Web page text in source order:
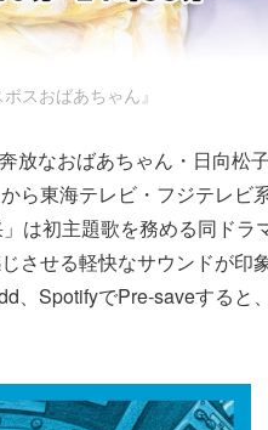
スおばあちゃん』
放なおばあちゃん・日向松
ら東海テレビ・フジテレビ
は初主題歌を務める同ドラ
させる軽快なサウンドが印
、SpotifyでPre-saveすると